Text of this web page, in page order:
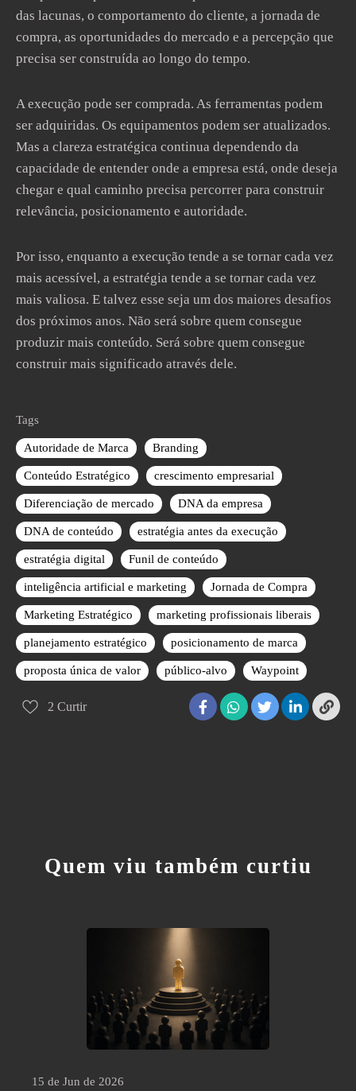
das lacunas, o comportamento do cliente, a jornada de
compra, as oportunidades do mercado e a percepção que
precisa ser construída ao longo do tempo.
A execução pode ser comprada. As ferramentas podem
ser adquiridas. Os equipamentos podem ser atualizados.
Mas a clareza estratégica continua dependendo da
capacidade de entender onde a empresa está, onde deseja
chegar e qual caminho precisa percorrer para construir
relevância, posicionamento e autoridade.
Por isso, enquanto a execução tende a se tornar cada vez
mais acessível, a estratégia tende a se tornar cada vez
mais valiosa. E talvez esse seja um dos maiores desafios
dos próximos anos. Não será sobre quem consegue
produzir mais conteúdo. Será sobre quem consegue
construir mais significado através dele.
Tags
Autoridade de Marca Branding
Conteúdo Estratégico crescimento empresarial
Diferenciação de mercado DNA da empresa
DNA de conteúdo estratégia antes da execução
estratégia digital Funil de conteúdo
inteligência artificial e marketing Jornada de Compra
Marketing Estratégico marketing profissionais liberais
planejamento estratégico posicionamento de marca
proposta única de valor público-alvo Waypoint
2 Curtir
Quem viu também curtiu
15 de Jun de 2026